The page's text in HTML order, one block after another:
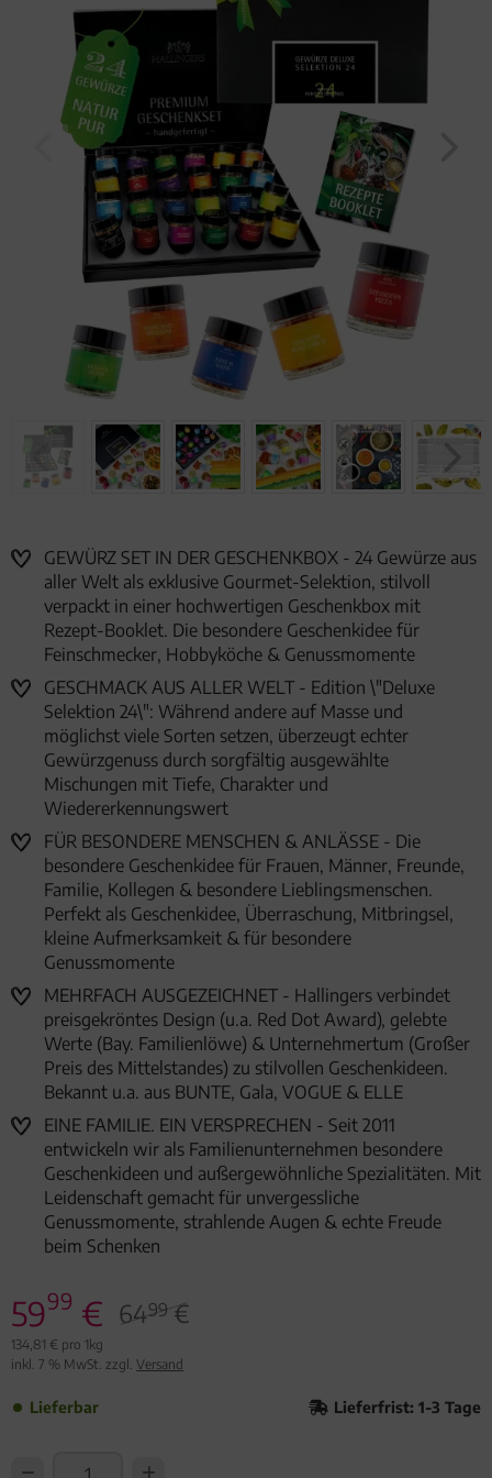
GEWÜRZ SET IN DER GESCHENKBOX - 24 Gewürze aus
aller Welt als exklusive Gourmet-Selektion, stilvoll
verpackt in einer hochwertigen Geschenkbox mit
Rezept-Booklet. Die besondere Geschenkidee für
Feinschmecker, Hobbyköche & Genussmomente
GESCHMACK AUS ALLER WELT - Edition \"Deluxe
Selektion 24\": Während andere auf Masse und
möglichst viele Sorten setzen, überzeugt echter
Gewürzgenuss durch sorgfältig ausgewählte
Mischungen mit Tiefe, Charakter und
Wiedererkennungswert
FÜR BESONDERE MENSCHEN & ANLÄSSE - Die
besondere Geschenkidee für Frauen, Männer, Freunde,
Familie, Kollegen & besondere Lieblingsmenschen.
Perfekt als Geschenkidee, Überraschung, Mitbringsel,
kleine Aufmerksamkeit & für besondere
Genussmomente
MEHRFACH AUSGEZEICHNET - Hallingers verbindet
preisgekröntes Design (u.a. Red Dot Award), gelebte
Werte (Bay. Familienlöwe) & Unternehmertum (Großer
Preis des Mittelstandes) zu stilvollen Geschenkideen.
Bekannt u.a. aus BUNTE, Gala, VOGUE & ELLE
EINE FAMILIE. EIN VERSPRECHEN - Seit 2011
entwickeln wir als Familienunternehmen besondere
Geschenkideen und außergewöhnliche Spezialitäten. Mit
Leidenschaft gemacht für unvergessliche
Genussmomente, strahlende Augen & echte Freude
beim Schenken
5999 € 6499€
134,81 € pro 1kg
inkl. 7 % MwSt. zzgl. Versand
Lieferbar Lieferfrist: 1-3 Tage
Geburtstag